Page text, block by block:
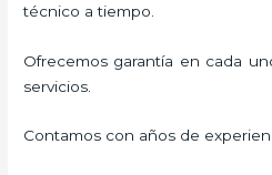
técnico a tiempo.
Ofrecemos garantía en cada
servicios.
Contamos con años de